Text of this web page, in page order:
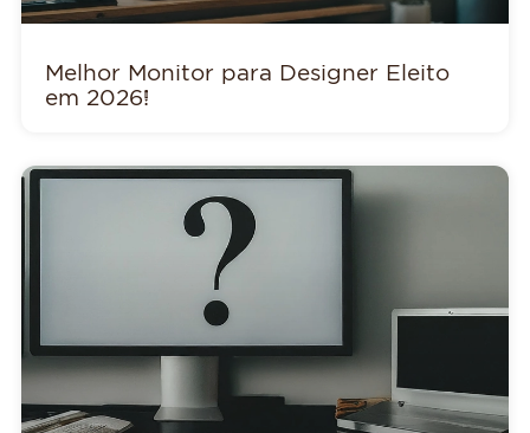
Melhor Monitor para Designer Eleito
em 2026!